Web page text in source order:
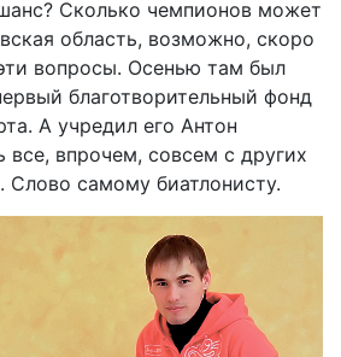
Сколько чемпионов может
область, возможно, скоро
вопросы. Осенью там был
благотворительный фонд
А учредил его Антон
все, впрочем, совсем с других
самому биатлонисту.